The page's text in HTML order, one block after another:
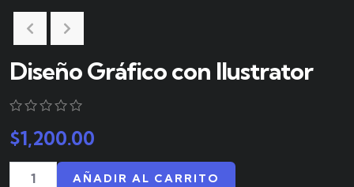
Diseño Gráfico con Ilustrator
out
based
$1,200.00
AÑADIR AL CARRITO